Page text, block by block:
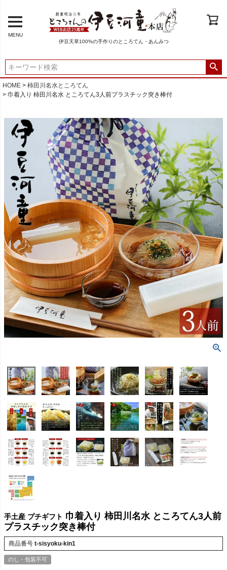
MENU
伊豆天草100%の手作りのところてん・あんみつ
HOME
柿田川名水ところてん
巾着入り 柿田川名水 ところてん3人前プラスチック突き棒付
手土産 プチギフト 巾着入り 柿田川名水 ところてん3人前
プラスチック突き棒付
商品番号 t-sisyoku-kin1
のし・包装不可